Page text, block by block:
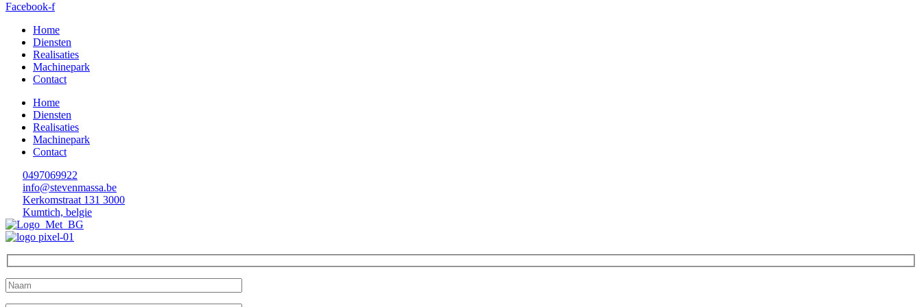
Facebook-f
Home
Diensten
Realisaties
Machinepark
Contact
Home
Diensten
Realisaties
Machinepark
Contact
0497069922
info@stevenmassa.be
Kerkomstraat 131 3000
Kumtich, belgie